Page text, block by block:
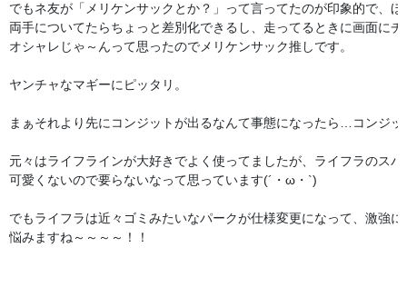
でもネ友が「メリケンサックとか？」って言ってたのが印象的で、
両手についてたらちょっと差別化できるし、走ってるときに画面に
オシャレじゃ～んって思ったのでメリケンサック推しです。
ヤンチャなマギーにピッタリ。
まぁそれより先にコンジットが出るなんて事態になったら…コンジ
元々はライフラインが大好きでよく使ってましたが、ライフラのス
可愛くないので要らないなって思っています(´・ω・`)
でもライフラは近々ゴミみたいなパークが仕様変更になって、激強
悩みますね～～～～！！